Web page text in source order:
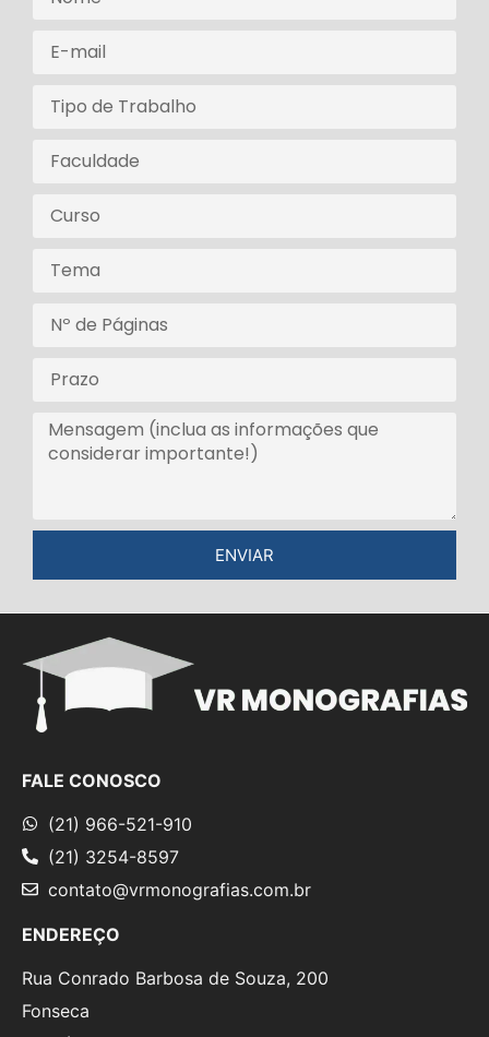
ENVIAR
FALE CONOSCO
(21) 966-521-910
(21) 3254-8597
contato@vrmonografias.com.br
ENDEREÇO
Rua Conrado Barbosa de Souza, 200
Fonseca